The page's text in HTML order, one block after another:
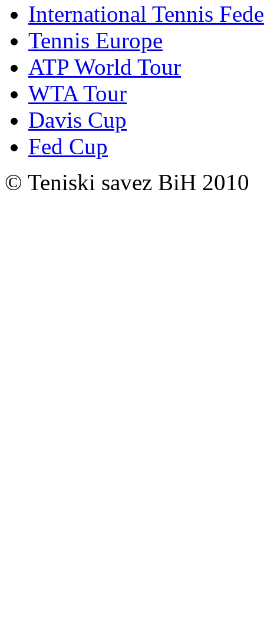
International Tennis
Tennis Europe
ATP World Tour
WTA Tour
Davis Cup
Fed Cup
© Teniski savez BiH 2010